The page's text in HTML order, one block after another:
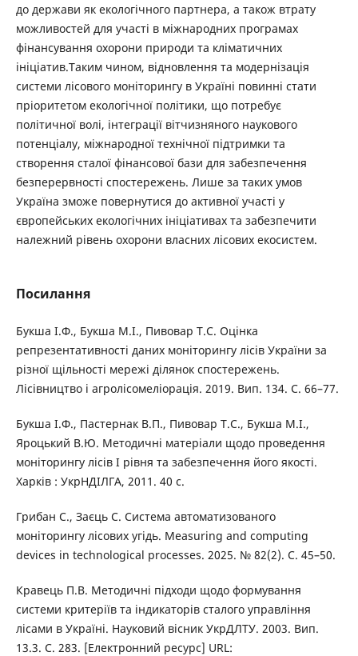
до держави як екологічного партнера, а також втрату
можливостей для участі в міжнародних програмах
фінансування охорони природи та кліматичних
ініціатив.Таким чином, відновлення та модернізація
системи лісового моніторингу в Україні повинні стати
пріоритетом екологічної політики, що потребує
політичної волі, інтеграції вітчизняного наукового
потенціалу, міжнародної технічної підтримки та
створення сталої фінансової бази для забезпечення
безперервності спостережень. Лише за таких умов
Україна зможе повернутися до активної участі у
європейських екологічних ініціативах та забезпечити
належний рівень охорони власних лісових екосистем.
Посилання
Букша І.Ф., Букша М.І., Пивовар Т.С. Оцінка
репрезентативності даних моніторингу лісів України за
різної щільності мережі ділянок спостережень.
Лісівництво і агролісомеліорація. 2019. Вип. 134. С. 66–77.
Букша І.Ф., Пастернак В.П., Пивовар Т.С., Букша М.І.,
Яроцький В.Ю. Методичні матеріали щодо проведення
моніторингу лісів І рівня та забезпечення його якості.
Харків : УкрНДІЛГА, 2011. 40 с.
Грибан С., Заєць С. Система автоматизованого
моніторингу лісових угідь. Measuring and computing
devices in technological processes. 2025. № 82(2). С. 45–50.
Кравець П.В. Методичні підходи щодо формування
системи критеріїв та індикаторів сталого управління
лісами в Україні. Науковий вісник УкрДЛТУ. 2003. Вип.
13.3. С. 283. [Електронний ресурс] URL: